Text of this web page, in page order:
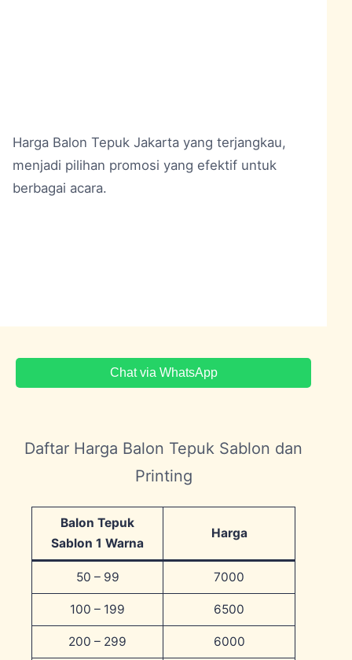
Harga Balon Tepuk Jakartayang terjangkau,
menjadi pilihan promosi yang efektif untuk
berbagai acara.
Chat via WhatsApp
Daftar Harga Balon Tepuk Sablon dan
Printing
Balon Tepuk
Sablon 1 Warna
Harga
50 – 99 7000
100 – 199 6500
200 – 299 6000